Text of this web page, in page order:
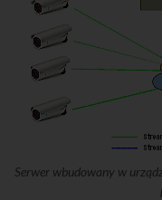
Serwer wbudowany w